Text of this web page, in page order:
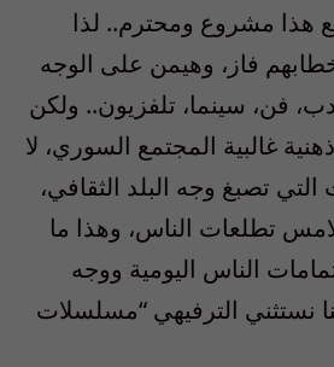
هذا مشروع ومحترم.. لذا
فاز، وهيمن على الوجه
فن، سينما، تلفزيون.. ولكن
غالبية المجتمع السوري، لا
تصبغ وجه البلد الثقافي،
تطلعات الناس، وهذا ما
الناس اليومية ووجه
نستثني الترفيهي “مسلسلات